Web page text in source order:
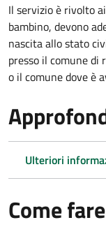
Il servizio è rivolto
bambino, devono
nascita allo stato
presso il comune di
o il comune dove è
Ulteriori
Come fare